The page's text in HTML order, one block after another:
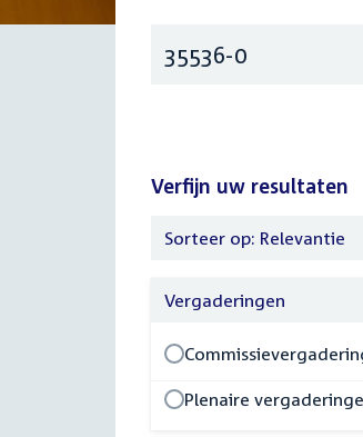
Zoeken
Verfijn uw resultaten
resultaten
Sorteer op: Relevantie
Vergaderingen
Plenaire